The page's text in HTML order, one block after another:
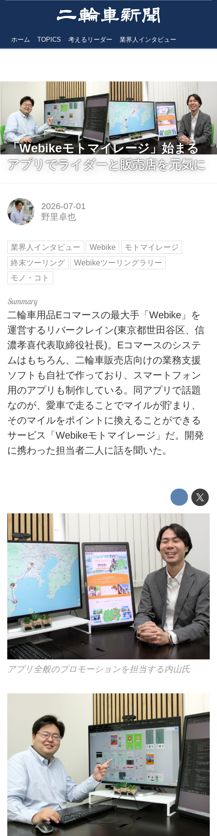
ホーム TOPICS 考えるリーダー 業界人インタビュー
「Webikeモトマイレージ」始まる
アプリでライダーと販売店を元気に
2026-07-01
野里卓也
業界人インタビュー Webike
モトマイレージ
終末ツーリング
Webikeツーリングラリー
モノ・コト
二輪車用品Eコマースの最大手「Webike」を
運営するリバークレイン(東京都世田谷区、信
濃孝喜代表取締役社長)。Eコマースのシステ
ムはもちろん、二輪車販売店向けの業務支援
ソフトも自社で作っており、スマートフォン
用のアプリも制作している。同アプリで話題
なのが、愛車で走ることでマイルが貯まり、
そのマイルをポイントに換えることができる
サービス「Webikeモトマイレージ」だ。開発
に携わった担当者二人に話を聞いた。
アプリ全般のプロモーションを担当する内山氏